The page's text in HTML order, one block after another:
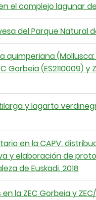
el complejo lagunar
del Parque Natural
quimperiana
(ES2110009) y
y lagarto
en la CAPV:
y elaboración de
de Euskadi. 2018
la ZEC Gorbeia y